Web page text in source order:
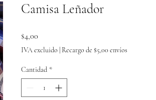
Camisa Leñador
$4,00
IVA excluido Recargo de $5,00 envíos
Cantidad *